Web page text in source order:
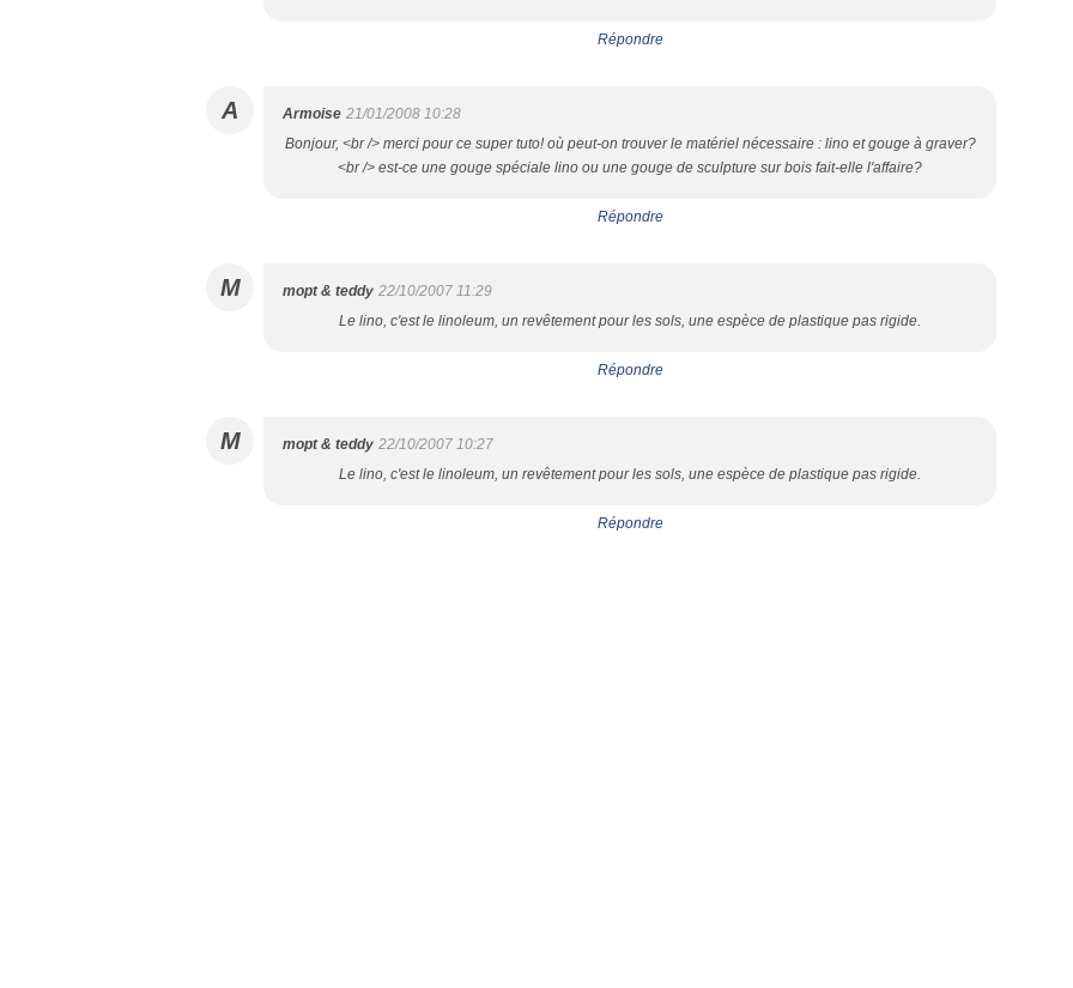
Répondre
A Armoise 21/01/2008 10:28
Bonjour, <br /> merci pour ce super tuto! où peut-on trouver le matériel nécessaire : lino et gouge à graver?
<br /> est-ce une gouge spéciale lino ou une gouge de sculpture sur bois fait-elle l'affaire?
Répondre
M mopt & teddy 22/10/2007 11:29
Le lino, c'est le linoleum, un revêtement pour les sols, une espèce de plastique pas rigide.
Répondre
M mopt & teddy 22/10/2007 10:27
Le lino, c'est le linoleum, un revêtement pour les sols, une espèce de plastique pas rigide.
Répondre